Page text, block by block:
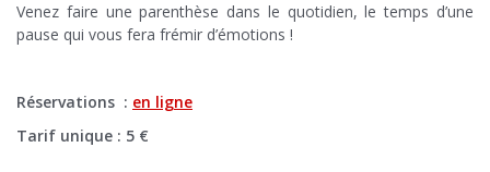
Venez faire une parenthèse dans le quotidien, le temps d’une
pause qui vous fera frémir d’émotions !
Réservations : en ligne
Tarif unique : 5 €